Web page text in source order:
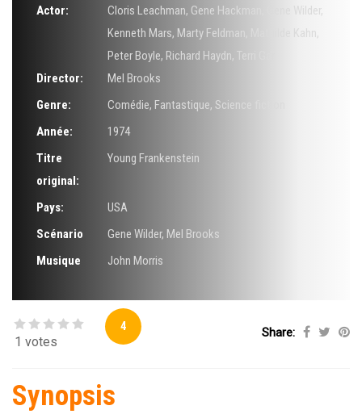
Actor: Cloris Leachman, Gene Hackman Gene Wilder,
Kenneth Mars, Marty Feldman Mathilde Kahn,
Peter Boyle, Richard Haydn, Terri Gar
Director:
Mel Brooks
Genre:
Comédie, Fantastique, Science fiction
Année:
1974
Titre
original:
Young Frankenstein
Pays:
USA
Scénario
Gene Wilder, Mel Brooks
Musique
John Morris
1 votes
4 Share:
Synopsis